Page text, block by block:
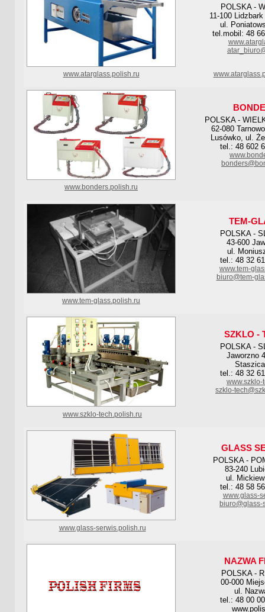
POLSKA -
11-100
ul.
tel.mobil: 48
www.atarglass.polish.ru
POLSKA -
62-080
Lusówko, ul.
tel.: 48 602
www.bonders.polish.ru
TEM-
POLSKA -
43-600
ul.
tel.: 48 32
www.tem-
biuro@tem-
www.tem-glass.polish.ru
SZKLO -
POLSKA -
Jaworzno
tel.: 48 32
www.szklo-
szklo-
www.szklo-tech.polish.ru
GLASS
POLSKA -
83-240
ul.
tel.: 48 58
www.glass-
biuro@glass-
www.glass-serwis.polish.ru
NAZWA
POLSKA -
00-000
ul.
tel.: 48 00